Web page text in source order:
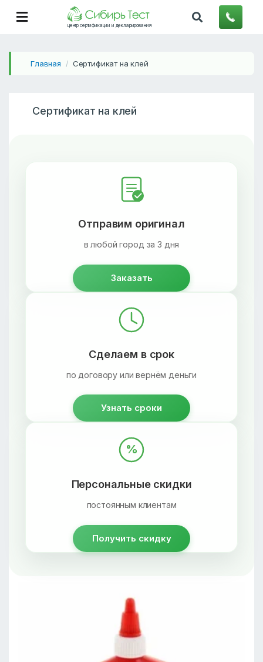
центр сертификации и декларирования
Главная / Сертификат на клей
Сертификат на клей
Отправим оригинал
в любой город за 3 дня
Заказать
Сделаем в срок
по договору или вернём деньги
Узнать сроки
%
Персональные скидки
постоянным клиентам
Получить скидку